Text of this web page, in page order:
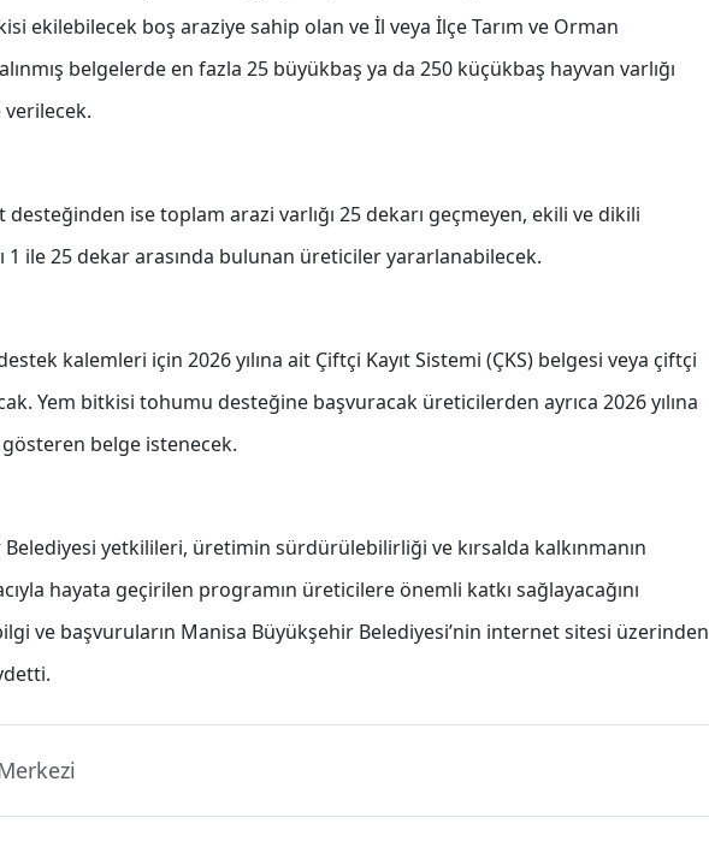
ekilebilecek boş araziye sahip olan ve İl veya İlçe Tarım ve Orman
belgelerde en fazla 25 büyükbaş ya da 250 küçükbaş hayvan varlığı
ise toplam arazi varlığı 25 dekarı geçmeyen, ekili ve dikili
1 ile 25 dekar arasında bulunan üreticiler yararlanabilecek.
kalemleri için 2026 yılına ait Çiftçi Kayıt Sistemi (ÇKS) belgesi veya çiftçi
Yem bitkisi tohumu desteğine başvuracak üreticilerden ayrıca 2026 yılına
gösteren belge istenecek.
yetkilileri, üretimin sürdürülebilirliği ve kırsalda kalkınmanın
hayata geçirilen programın üreticilere önemli katkı sağlayacağını
ve başvuruların Manisa Büyükşehir Belediyesi’nin internet sitesi üzerinden